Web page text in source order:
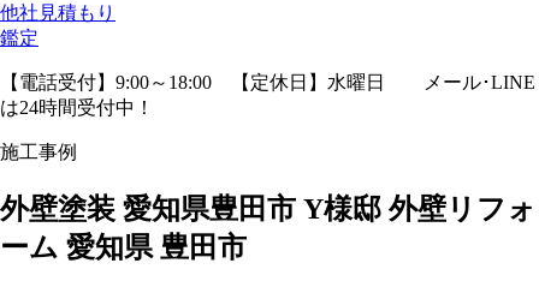
他社見積もり
鑑定
【電話受付】9:00～18:00 【定休日】水曜日
メール･LINE
は24時間受付中！
施工事例
外壁塗装 愛知県豊田市 Y様邸 外壁リフォ
ーム 愛知県 豊田市